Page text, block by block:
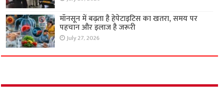
मॉनसून में बढ़ता है हेपेटाइटिस का खतरा, समय पर
पहचान और इलाज है जरूरी
July 27, 2026